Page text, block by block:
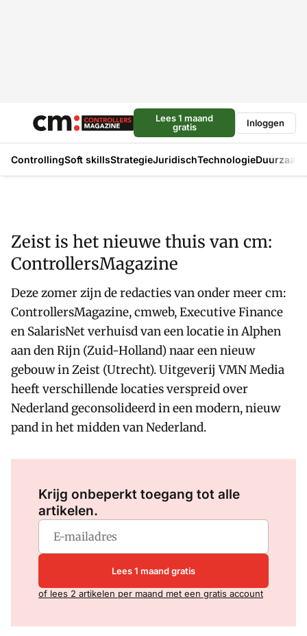
Lees 1 maand
gratis
Inloggen
ControllingSoft skillsStrategieJuridischTechnologie
Zeist is het nieuwe thuis van cm:
ControllersMagazine
Deze zomer zijn de redacties van onder meer cm:
ControllersMagazine, cmweb, Executive Finance
en SalarisNet verhuisd van een locatie in Alphen
aan den Rijn (Zuid-Holland) naar een nieuw
gebouw in Zeist (Utrecht). Uitgeverij VMN Media
heeft verschillende locaties verspreid over
Nederland geconsolideerd in een modern, nieuw
pand in het midden van Nederland.
Krijg onbeperkt toegang tot alle
artikelen.
Lees 1 maand gratis
of lees 2 artikelen per maand met een gratis account